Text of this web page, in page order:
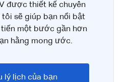
được thiết kế chuyên
sẽ giúp bạn nổi bật
một bước gần hơn
hằng mong ước.
lý lịch của bạn